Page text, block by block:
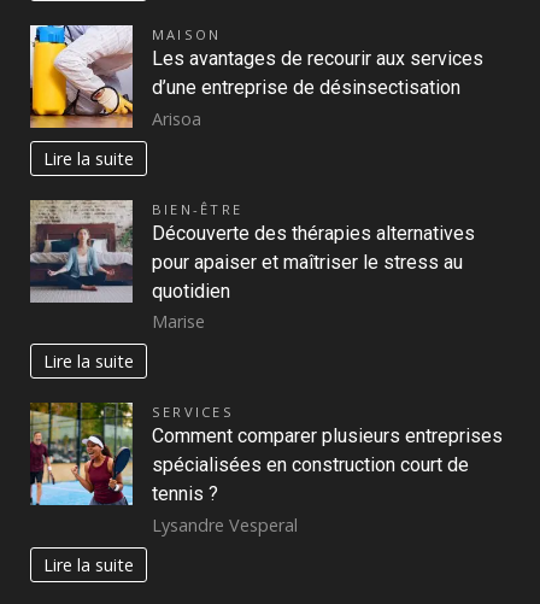
MAISON
Les avantages de recourir aux services
d’une entreprise de désinsectisation
Arisoa
Lire la suite
BIEN-ÊTRE
Découverte des thérapies alternatives
pour apaiser et maîtriser le stress au
quotidien
Marise
Lire la suite
SERVICES
Comment comparer plusieurs entreprises
spécialisées en construction court de
tennis ?
Lysandre Vesperal
Lire la suite